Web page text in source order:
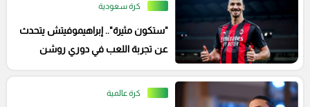
كرة سعودية
"ستكون مثيرة".. إبراهيموفيتش يتحدث
عن تجربة اللعب في دوري روشن
كرة عالمية